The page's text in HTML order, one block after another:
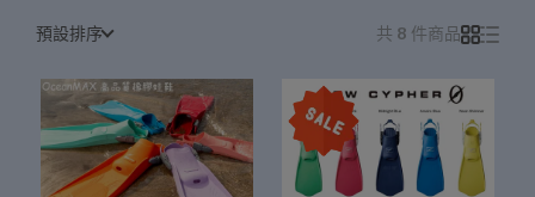
預設排序 共 8 件商品